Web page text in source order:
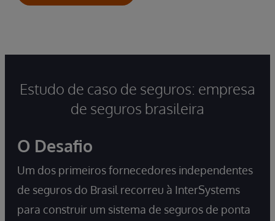
Estudo de caso de seguros: empresa
de seguros brasileira
O Desafio
Um dos primeiros fornecedores independentes
de seguros do Brasil recorreu à InterSystems
para construir um sistema de seguros de ponta